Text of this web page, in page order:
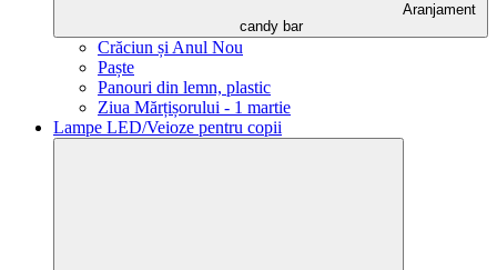
Aranjament
candy bar
Crăciun și Anul Nou
Paște
Panouri din lemn, plastic
Ziua Mărțișorului - 1 martie
Lampe LED/Veioze pentru copii